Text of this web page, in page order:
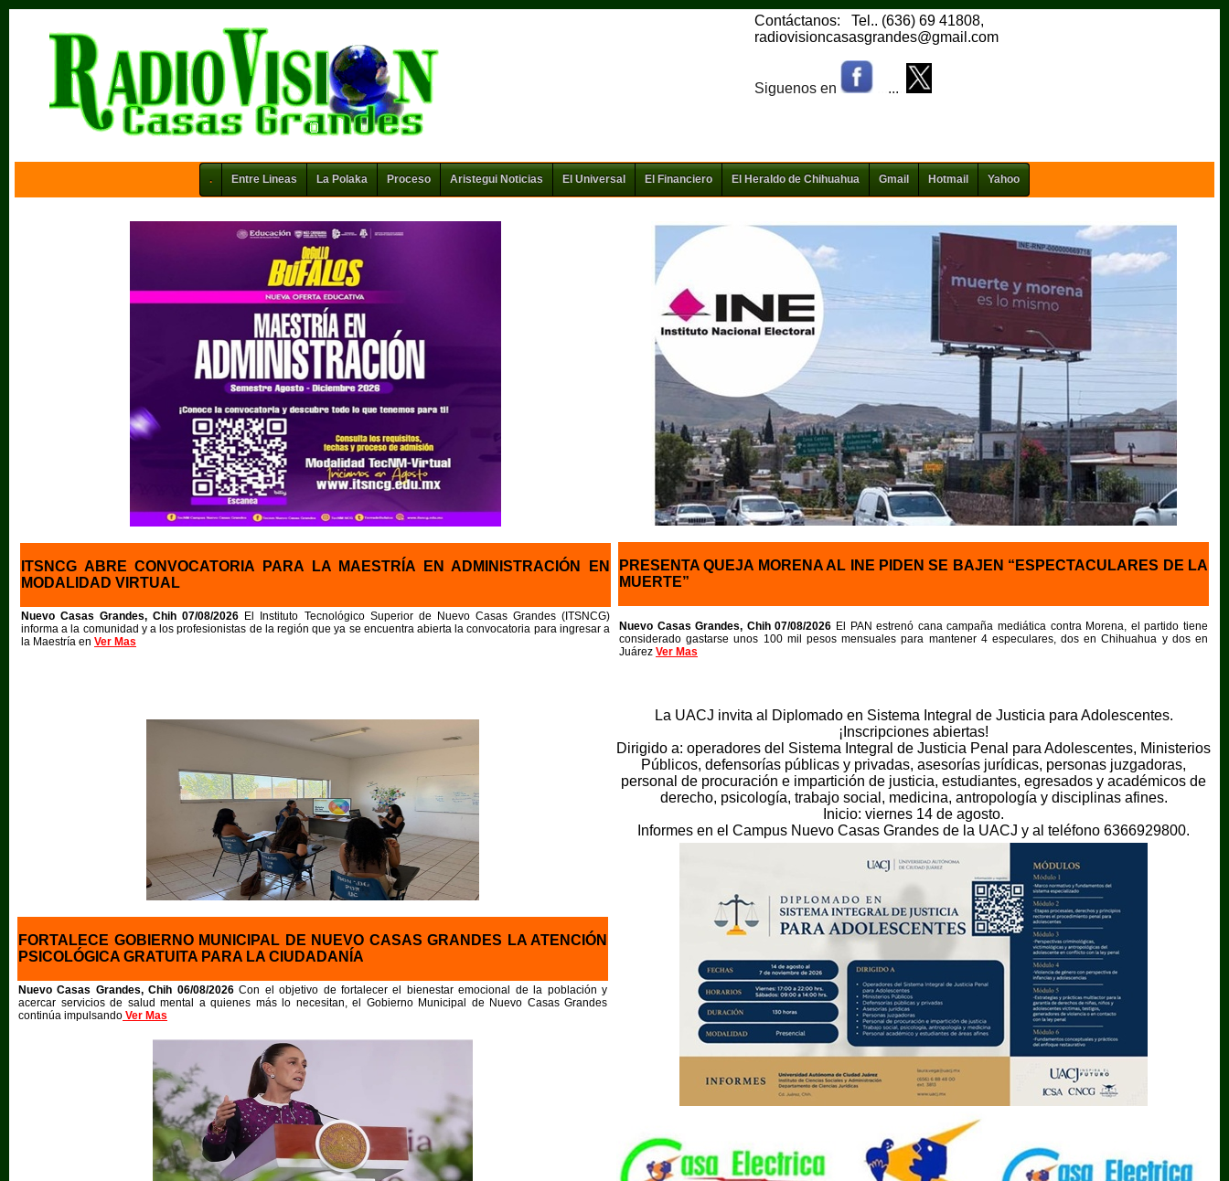
Contáctanos:
Tel.. (636) 69 41808,
radiovisioncasasgrandes@gmail.com
Siguenos en ...
. Entre Lineas La Polaka Proceso Aristegui Noticias El Universal El Financiero El Heraldo de Chihuahua Gmail Hotmail Yahoo
ITSNCG ABRE CONVOCATORIA PARA LA MAESTRÍA EN ADMINISTRACIÓN EN
MODALIDAD VIRTUAL
Nuevo Casas Grandes, Chih 07/08/2026 El Instituto Tecnológico Superior de Nuevo Casas Grandes (ITSNCG)
informa a la comunidad y a los profesionistas de la región que ya se encuentra abierta la convocatoria para ingresar a
la Maestría en Ver Mas
PRESENTA QUEJA MORENA AL INE PIDEN SE BAJEN “ESPECTACULARES DE LA
MUERTE”
Nuevo Casas Grandes, Chih 07/08/2026 El PAN estrenó cana campaña mediática contra Morena, el partido tiene
considerado gastarse unos 100 mil pesos mensuales para mantener 4 especulares, dos en Chihuahua y dos en
Juárez Ver Mas
FORTALECE GOBIERNO MUNICIPAL DE NUEVO CASAS GRANDES LA ATENCIÓN
PSICOLÓGICA GRATUITA PARA LA CIUDADANÍA
Nuevo Casas Grandes, Chih 06/08/2026Con el objetivo de fortalecer el bienestar emocional de la población y
acercar servicios de salud mental a quienes más lo necesitan, el Gobierno Municipal de Nuevo Casas Grandes
continúa impulsando Ver Mas
La UACJ invita al Diplomado en Sistema Integral de Justicia para Adolescentes.
¡Inscripciones abiertas!
Dirigido a: operadores del Sistema Integral de Justicia Penal para Adolescentes, Ministerios
Públicos, defensorías públicas y privadas, asesorías jurídicas, personas juzgadoras,
personal de procuración e impartición de justicia, estudiantes, egresados y académicos de
derecho, psicología, trabajo social, medicina, antropología y disciplinas afines.
Inicio: viernes 14 de agosto.
Informes en el Campus Nuevo Casas Grandes de la UACJ y al teléfono 6366929800.